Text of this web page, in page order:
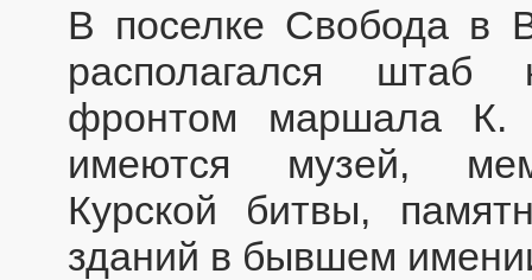
В поселке Свобода в
располагался штаб
фронтом маршала К.
имеются музей,
Курской битвы,
зданий в бывшем